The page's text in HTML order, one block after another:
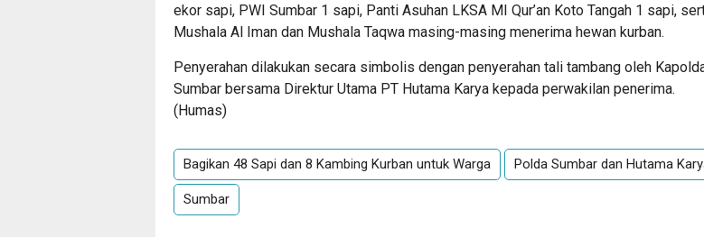
ekor sapi, PWI Sumbar 1 sapi, Panti Asuhan LKSA MI Qur’an Koto Tangah 1 sapi,
Mushala Al Iman dan Mushala Taqwa masing-masing menerima hewan kurban.
Penyerahan dilakukan secara simbolis dengan penyerahan tali tambang oleh
Sumbar bersama Direktur Utama PT Hutama Karya kepada perwakilan penerima.
(Humas)
Bagikan 48 Sapi dan 8 Kambing Kurban untuk Warga Polda Sumbar dan Hutama
Sumbar